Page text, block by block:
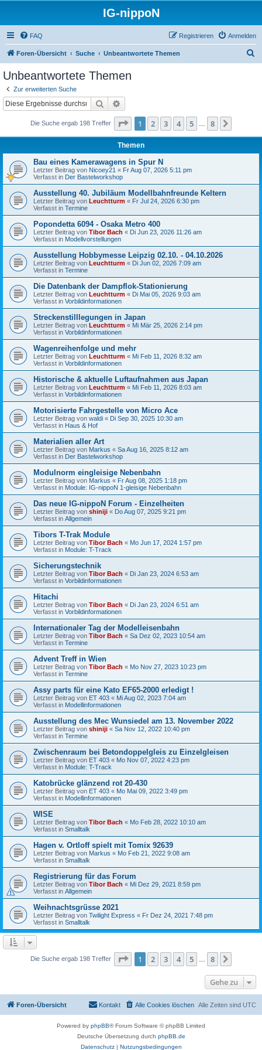
IG-nippoN
FAQ Anmelden
Registrieren
Foren-Übersicht Suche Unbeantwortete Themen
Unbeantwortete Themen
Zur erweiterten Suche
Suche
Die Suche ergab 198 Treffer Seite 1von
1 2 3 4 5 8
Themen
Bau eines Kamerawagens in Spur N
Letzter Beitrag von Nicoey21 « Fr Aug 07, 2026 5:11 pm
Verfasst in Der Bastelworkshop
Ausstellung 40. Jubiläum Modellbahnfreunde Keltern
Letzter Beitrag von Leuchtturm « Fr Jul 24, 2026 6:30 pm
Verfasst in Termine
Popondetta 6094 - Osaka Metro 400
Letzter Beitrag von Tibor Bach « Di Jun 23, 2026 11:26 am
Verfasst in Modellvorstellungen
Ausstellung Hobbymesse Leipzig 02.10. - 04.10.2026
Letzter Beitrag von Leuchtturm « Di Jun 02, 2026 7:09 am
Verfasst in Termine
Die Datenbank der Dampflok-Stationierung
Letzter Beitrag von Leuchtturm « Di Mai 05, 2026 9:03 am
Verfasst in Vorbildinformationen
Streckenstilllegungen in Japan
Letzter Beitrag von Leuchtturm « Mi Mär 25, 2026 2:14 pm
Verfasst in Vorbildinformationen
Wagenreihenfolge und mehr
Letzter Beitrag von Leuchtturm « Mi Feb 11, 2026 8:32 am
Verfasst in Vorbildinformationen
Historische & aktuelle Luftaufnahmen aus Japan
Letzter Beitrag von Leuchtturm « Mi Feb 11, 2026 8:03 am
Verfasst in Vorbildinformationen
Motorisierte Fahrgestelle von Micro Ace
Letzter Beitrag von waldi « Di Sep 30, 2025 10:30 am
Verfasst in Haus & Hof
Materialien aller Art
Letzter Beitrag von Markus « Sa Aug 16, 2025 8:12 am
Verfasst in Der Bastelworkshop
Modulnorm eingleisige Nebenbahn
Letzter Beitrag von Markus « Fr Aug 08, 2025 1:18 pm
Verfasst in Module: IG-nippoN 1-gleisige Nebenbahn
Das neue IG-nippoN Forum - Einzelheiten
Letzter Beitrag von shiniji « Do Aug 07, 2025 9:21 pm
Verfasst in Allgemein
Tibors T-Trak Module
Letzter Beitrag von Tibor Bach « Mo Jun 17, 2024 1:57 pm
Verfasst in Module: T-Track
Sicherungstechnik
Letzter Beitrag von Tibor Bach « Di Jan 23, 2024 6:53 am
Verfasst in Vorbildinformationen
Hitachi
Letzter Beitrag von Tibor Bach « Di Jan 23, 2024 6:51 am
Verfasst in Vorbildinformationen
Internationaler Tag der Modelleisenbahn
Letzter Beitrag von Tibor Bach « Sa Dez 02, 2023 10:54 am
Verfasst in Termine
Advent Treff in Wien
Letzter Beitrag von Tibor Bach « Mo Nov 27, 2023 10:23 pm
Verfasst in Termine
Assy parts für eine Kato EF65-2000 erledigt !
Letzter Beitrag von ET 403 « Mi Aug 02, 2023 7:04 am
Verfasst in Modellinformationen
Ausstellung des Mec Wunsiedel am 13. November 2022
Letzter Beitrag von shiniji « Sa Nov 12, 2022 10:40 pm
Verfasst in Termine
Zwischenraum bei Betondoppelgleis zu Einzelgleisen
Letzter Beitrag von ET 403 « Mo Nov 07, 2022 4:23 pm
Verfasst in Module: T-Track
Katobrücke glänzend rot 20-430
Letzter Beitrag von ET 403 « Mo Mai 09, 2022 3:49 pm
Verfasst in Modellinformationen
WISE
Letzter Beitrag von Tibor Bach « Mo Feb 28, 2022 10:10 am
Verfasst in Smalltalk
Hagen v. Ortloff spielt mit Tomix 92639
Letzter Beitrag von Markus « Mo Feb 21, 2022 9:08 am
Verfasst in Smalltalk
Registrierung für das Forum
Letzter Beitrag von Tibor Bach « Mi Dez 29, 2021 8:59 pm
Verfasst in Allgemein
Weihnachtsgrüsse 2021
Letzter Beitrag von Twilight Express « Fr Dez 24, 2021 7:48 pm
Verfasst in Smalltalk
Die Suche ergab 198 Treffer Seite 1von
1 2 3 4 5 8
Gehe zu
Foren-Übersicht Alle Zeiten sind UTC
Alle Cookies löschen
Kontakt
Powered by phpBB® Forum Software © phpBB Limited
Deutsche Übersetzung durch phpBB.de
Datenschutz| Nutzungsbedingungen